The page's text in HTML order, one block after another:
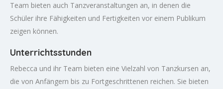
Team bieten auch Tanzveranstaltungen an, in denen die
Schüler ihre Fähigkeiten und Fertigkeiten vor einem Publikum
zeigen können.
Unterrichtsstunden
Rebecca und ihr Team bieten eine Vielzahl von Tanzkursen an,
die von Anfängern bis zu Fortgeschrittenen reichen. Sie bieten